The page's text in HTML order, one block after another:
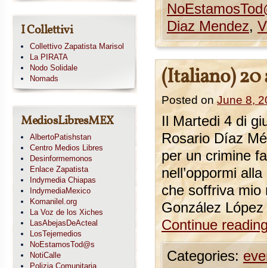
Diaz Mendez,
(Italiano) 20
Posted on June 8,
Il Martedi 4 di
Rosario Díaz
per un crimine
nell’oppormi
che soffriva mio
González
Continue
Categories:
I Collettivi
Collettivo Zapatista Marisol
La PIRATA
Nodo Solidale
Nomads
MediosLibresMEX
AlbertoPatishstan
Centro Medios Libres
Desinformemonos
Enlace Zapatista
Indymedia Chiapas
IndymediaMexico
Komanilel.org
La Voz de los Xiches
LasAbejasDeActeal
LosTejemedios
NoEstamosTod@s
NotiCalle
Polizia Comunitaria